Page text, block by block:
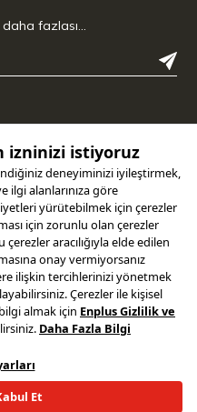
fazlası…
Tüm hakları saklıdır.